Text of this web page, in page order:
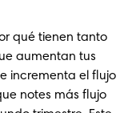
qué tienen tanto
aumentan tus
incrementa el flujo
notes más flujo